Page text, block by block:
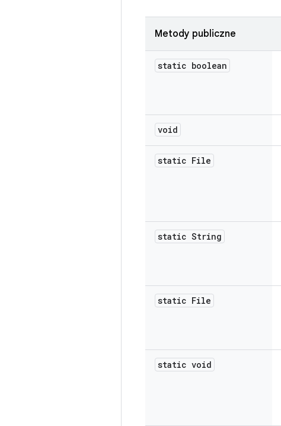
Metody publiczne
static boolean
void
static File
static String
static File
static void